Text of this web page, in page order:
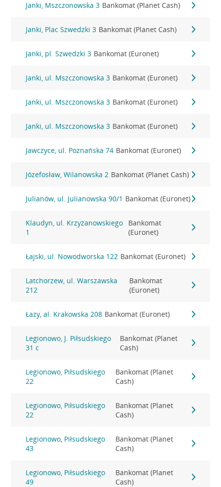
Janki, Mszczonowska 3 Bankomat (Planet Cash)
Janki, Plac Szwedzki 3 Bankomat (Planet Cash)
Janki, pl. Szwedzki 3 Bankomat (Euronet)
Janki, ul. Mszczonowska 3 Bankomat (Euronet)
Janki, ul. Mszczonowska 3 Bankomat (Euronet)
Janki, ul. Mszczonowska 3 Bankomat (Euronet)
Jawczyce, ul. Poznańska 74 Bankomat (Euronet)
Józefosław, Wilanowska 2 Bankomat (Planet Cash)
Julianów, ul. Julianowska 90/1 Bankomat (Euronet)
Klaudyn, ul. Krzyżanowskiego
1
Bankomat
(Euronet)
Łajski, ul. Nowodworska 122 Bankomat (Euronet)
Latchorzew, ul. Warszawska
212
Bankomat
(Euronet)
Łazy, al. Krakowska 208 Bankomat (Euronet)
Legionowo, J. Piłsudskiego
31 c
Bankomat (Planet
Cash)
Legionowo, Piłsudskiego
22
Bankomat (Planet
Cash)
Legionowo, Piłsudskiego
22
Bankomat (Planet
Cash)
Legionowo, Piłsudskiego
43
Bankomat (Planet
Cash)
Legionowo, Piłsudskiego
49
Bankomat (Planet
Cash)